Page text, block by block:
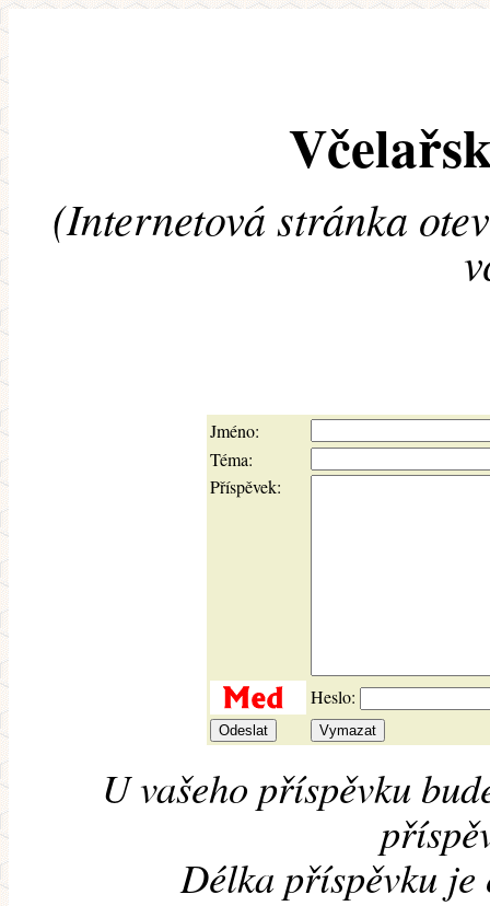
(Internetová stránka
Jméno:
Téma:
Příspěvek:
Heslo:
U vašeho příspěvku
Délka příspěvku je